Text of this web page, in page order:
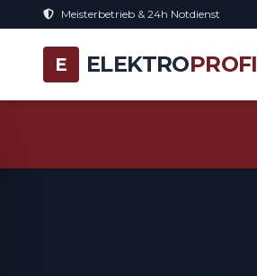
Meisterbetrieb & 24h Notdienst
E ELEKTROPROFI